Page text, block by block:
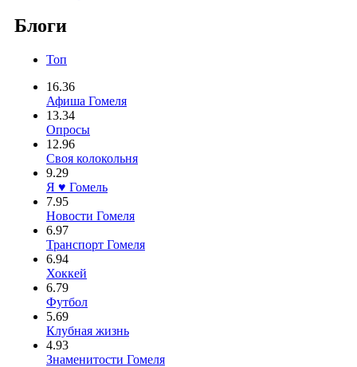
Блоги
Топ
16.36
Афиша Гомеля
13.34
Опросы
12.96
Своя колокольня
9.29
Я ♥ Гомель
7.95
Новости Гомеля
6.97
Транспорт Гомеля
6.94
Хоккей
6.79
Футбол
5.69
Клубная жизнь
4.93
Знаменитости Гомеля